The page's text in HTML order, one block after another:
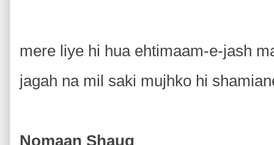
mere liye hi hua ehtimaam-e-jash
jagah na mil saki mujhko hi
Nomaan Shauq